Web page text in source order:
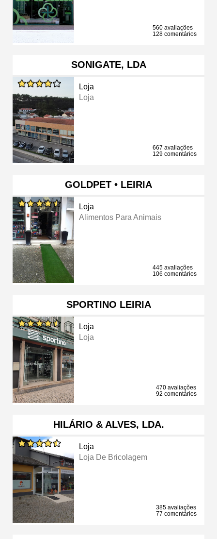
560 avaliações
128 comentários
SONIGATE, LDA
Loja
Loja
667 avaliações
129 comentários
GOLDPET • LEIRIA
Loja
Alimentos Para Animais
445 avaliações
106 comentários
SPORTINO LEIRIA
Loja
Loja
470 avaliações
92 comentários
HILÁRIO & ALVES, LDA.
Loja
Loja De Bricolagem
385 avaliações
77 comentários